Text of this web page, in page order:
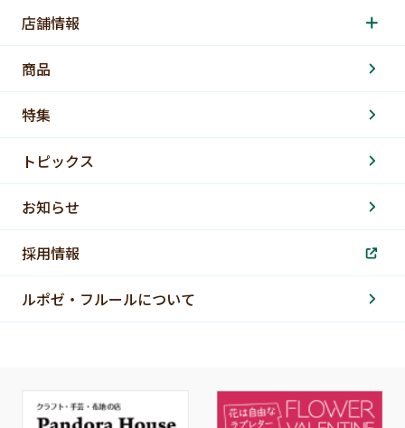
店舗情報
商品
特集
トピックス
お知らせ
採用情報
ルポゼ・フルールについて